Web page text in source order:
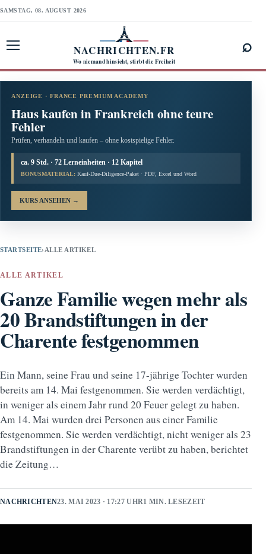
SAMSTAG, 08. AUGUST 2026
NACHRICHTEN.FR
Wo niemand hinsieht, stirbt die Freiheit
⌕
ANZEIGE · FRANCE PREMIUM ACADEMY
Haus kaufen in Frankreich ohne teure
Fehler
Prüfen, verhandeln und kaufen – ohne kostspielige Fehler.
ca. 9 Std. · 72 Lerneinheiten · 12 Kapitel
BONUSMATERIAL: Kauf-Due-Diligence-Paket · PDF, Excel und Word
KURS ANSEHEN →
STARTSEITE› ALLE ARTIKEL
ALLE ARTIKEL
Ganze Familie wegen mehr als
20 Brandstiftungen in der
Charente festgenommen
Ein Mann, seine Frau und seine 17-jährige Tochter wurden
bereits am 14. Mai festgenommen. Sie werden verdächtigt,
in weniger als einem Jahr rund 20 Feuer gelegt zu haben.
Am 14. Mai wurden drei Personen aus einer Familie
festgenommen. Sie werden verdächtigt, nicht weniger als 23
Brandstiftungen in der Charente verübt zu haben, berichtet
die Zeitung…
NACHRICHTEN23. MAI 2023 · 17:27 UHR1 MIN. LESEZEIT